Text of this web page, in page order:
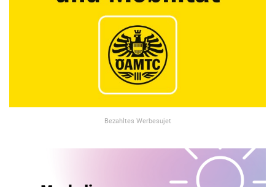
Bezahltes Werbesujet